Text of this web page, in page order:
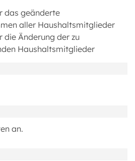
das geänderte
aller Haushaltsmitglieder
die Änderung der zu
Haushaltsmitglieder
an.